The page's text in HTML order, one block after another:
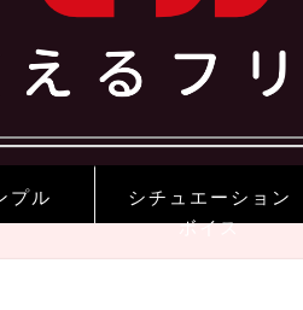
プル
シチュエーション
ボイス